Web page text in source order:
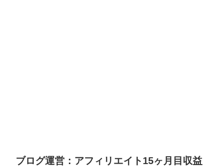
ブログ運営：アフィリエイト15ヶ月目収益